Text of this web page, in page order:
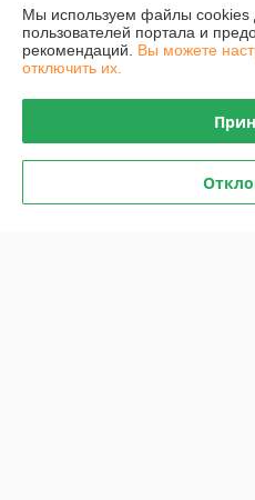
Очень плохо
Сделка подтверждена через
Отлично
Показать
Мы используем файлы cookies
пользователей портала и
рекомендаций. Вы можете
отключить их.